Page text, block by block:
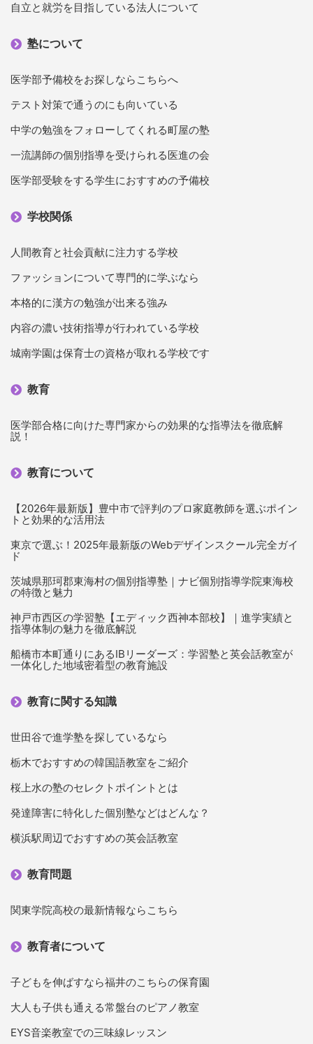
自立と就労を目指している法人について
塾について
医学部予備校をお探しならこちらへ
テスト対策で通うのにも向いている
中学の勉強をフォローしてくれる町屋の塾
一流講師の個別指導を受けられる医進の会
医学部受験をする学生におすすめの予備校
学校関係
人間教育と社会貢献に注力する学校
ファッションについて専門的に学ぶなら
本格的に漢方の勉強が出来る強み
内容の濃い技術指導が行われている学校
城南学園は保育士の資格が取れる学校です
教育
医学部合格に向けた専門家からの効果的な指導法を徹底解
説！
教育について
【2026年最新版】豊中市で評判のプロ家庭教師を選ぶポイン
トと効果的な活用法
東京で選ぶ！2025年最新版のWebデザインスクール完全ガイ
ド
茨城県那珂郡東海村の個別指導塾｜ナビ個別指導学院東海校
の特徴と魅力
神戸市西区の学習塾【エディック西神本部校】｜進学実績と
指導体制の魅力を徹底解説
船橋市本町通りにあるIBリーダーズ：学習塾と英会話教室が
一体化した地域密着型の教育施設
教育に関する知識
世田谷で進学塾を探しているなら
栃木でおすすめの韓国語教室をご紹介
桜上水の塾のセレクトポイントとは
発達障害に特化した個別塾などはどんな？
横浜駅周辺でおすすめの英会話教室
教育問題
関東学院高校の最新情報ならこちら
教育者について
子どもを伸ばすなら福井のこちらの保育園
大人も子供も通える常盤台のピアノ教室
EYS音楽教室での三味線レッスン